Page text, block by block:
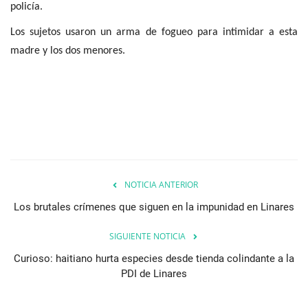
policía.
Los sujetos usaron un arma de fogueo para intimidar a esta
madre y los dos menores.
NOTICIA ANTERIOR
Los brutales crímenes que siguen en la impunidad en Linares
SIGUIENTE NOTICIA
Curioso: haitiano hurta especies desde tienda colindante a la
PDI de Linares